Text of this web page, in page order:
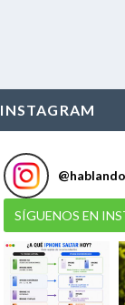
INSTAGRAM
@
SÍGUENOS EN